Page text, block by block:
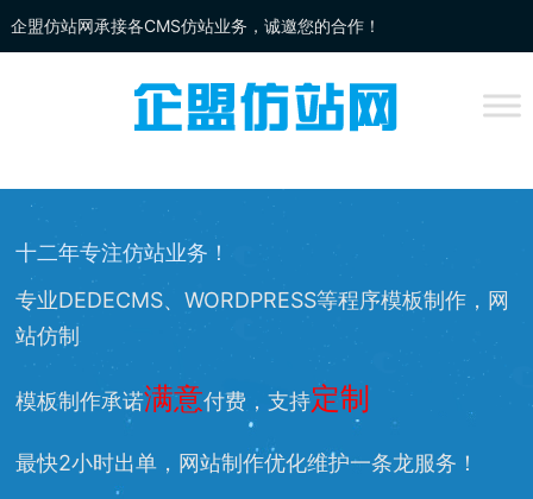
企盟仿站网承接各CMS仿站业务，诚邀您的合作！
DEDECMS仿站 、WORDPRESS仿站
、网站兼容等服务，欢迎您的访问！
十二年专注仿站业务！
专业DEDECMS、WORDPRESS等程序模板制作，网
站仿制
模板制作承诺满意付费，支持定制
最快2小时出单，网站制作优化维护一条龙服务！